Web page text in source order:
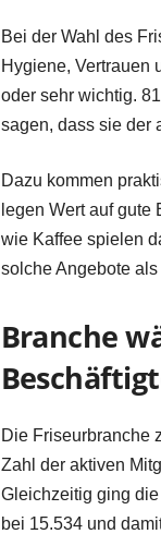
Bei der Wahl des
Hygiene, Vertrauen
oder sehr wichtig.
sagen, dass sie der
Dazu kommen
legen Wert auf
wie Kaffee spielen
solche Angebote
Branche
Die Friseurbranche
Zahl der aktiven
Gleichzeitig ging
bei 15.534 und